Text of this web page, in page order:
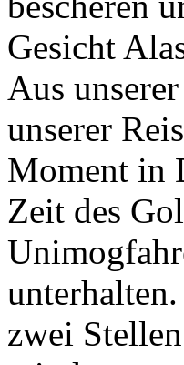
Gesicht
Aus
unserer
Moment in
Zeit des
zwei